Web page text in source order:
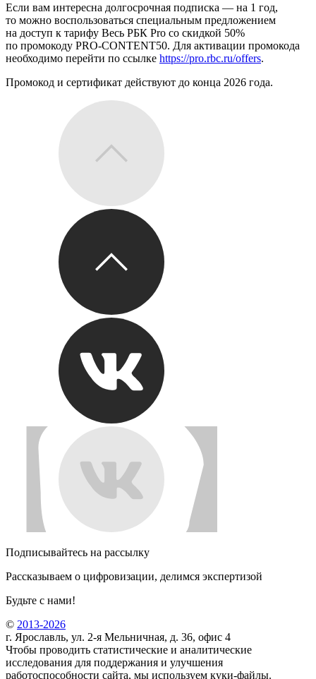
Если вам интересна долгосрочная подписка — на 1 год,
то можно воспользоваться специальным предложением
на доступ к тарифу Весь РБК Pro со скидкой 50%
по промокоду PRO-CONTENT50. Для активации промокода
необходимо перейти по ссылке https://pro.rbc.ru/offers.
Промокод и сертификат действуют до конца 2026 года.
Подписывайтесь на рассылку
Рассказываем о цифровизации, делимся экспертизой
Будьте с нами!
© 2013-2026
г. Ярославль, ул. 2-я Мельничная, д. 36, офис 4
Чтобы проводить статистические и аналитические
исследования для поддержания и улучшения
работоспособности сайта, мы используем куки-файлы.